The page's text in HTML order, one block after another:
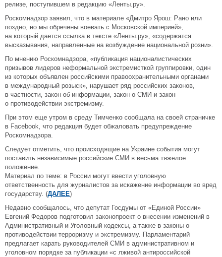
релизе, поступившем в редакцию «Ленты.ру».
Роскомнадзор заявил, что в материале «Дмитро Ярош: Рано или
поздно, но мы обречены воевать с Московской империей»,
на который дается ссылка в тексте «Ленты.ру», «содержатся
высказывания, направленные на возбуждение национальной розни».
По мнению Роскомнадзора, «публикация националистических
призывов лидеров неформальной экстремисткой группировки, один
из которых объявлен российскими правоохранительными органами
в международный розыск», нарушает ряд российских законов,
в частности, закон об информации, закон о СМИ и закон
о противодействии экстремизму.
При этом еще утром в среду Тимченко сообщала на своей страничке
в Facebook, что редакция будет обжаловать предупреждение
Роскомнадзора.
Следует отметить, что происходящие на Украине события могут
поставить независимые российские СМИ в весьма тяжелое
положение.
Материал по теме: в России могут ввести уголовную
ответственность для журналистов за искажение информации во вред
государству. (ДАЛЕЕ)
Недавно сообщалось, что депутат Госдумы от «Единой России»
Евгений Федоров подготовил законопроект о внесении изменений в
Административный и Уголовный кодексы, а также в законы о
противодействии терроризму и экстремизму. Парламентарий
предлагает карать руководителей СМИ в административном и
уголовном порядке за публикации «с лживой антироссийской